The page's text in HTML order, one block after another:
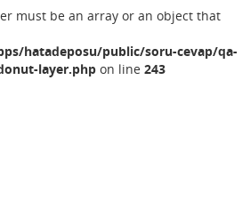
must be an array or an object that
hatadeposu/public/soru-cevap/qa-
layer.php on line 243